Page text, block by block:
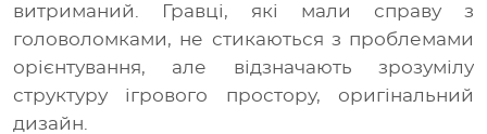
витриманий. Гравці, які мали справу з
головоломками, не стикаються з проблемами
орієнтування, але відзначають зрозумілу
структуру ігрового простору, оригінальний
дизайн.